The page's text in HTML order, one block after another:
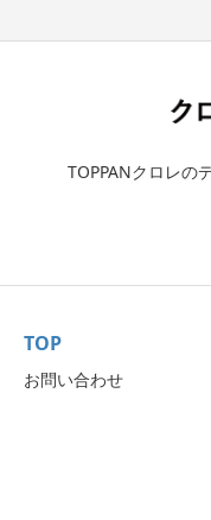
TOPPANクロレの
TOP
お問い合わせ